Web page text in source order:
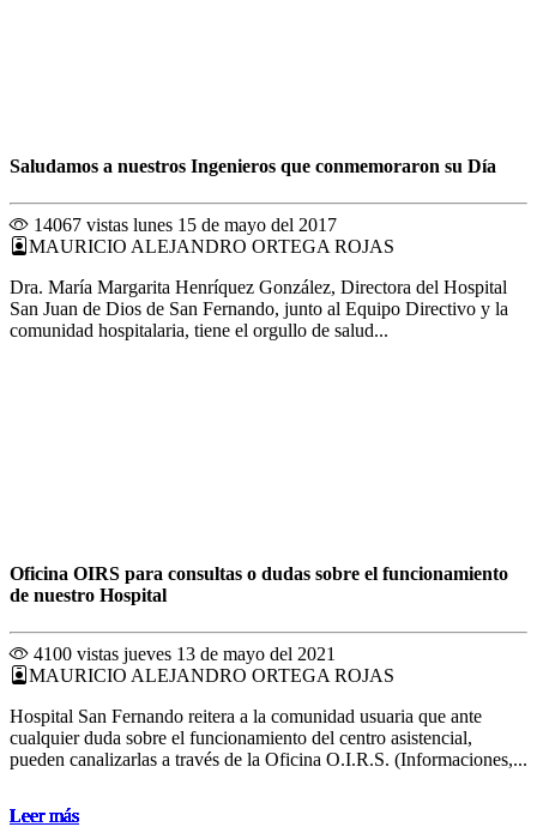
Leer más
Leer más
Leer más
Leer más
Leer más
Saludamos a nuestros Ingenieros que conmemoraron su Día
14067 vistas lunes 15 de mayo del 2017
MAURICIO ALEJANDRO ORTEGA ROJAS
Dra. María Margarita Henríquez González, Directora del Hospital
San Juan de Dios de San Fernando, junto al Equipo Directivo y la
comunidad hospitalaria, tiene el orgullo de salud...
Leer más
Oficina OIRS para consultas o dudas sobre el funcionamiento
de nuestro Hospital
4100 vistas jueves 13 de mayo del 2021
MAURICIO ALEJANDRO ORTEGA ROJAS
Hospital San Fernando reitera a la comunidad usuaria que ante
cualquier duda sobre el funcionamiento del centro asistencial,
pueden canalizarlas a través de la Oficina O.I.R.S. (Informaciones,...
Leer más
Leer más
Leer más
Leer más
Leer más
Leer más